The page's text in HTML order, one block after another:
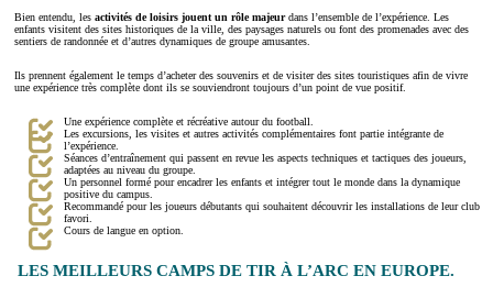
Bien entendu, les activités de loisirs jouent un rôle majeurdans l’ensemble de l’expérience. Les
enfants visitent des sites historiques de la ville, des paysages naturels ou font des promenades avec des
sentiers de randonnée et d’autres dynamiques de groupe amusantes.
Ils prennent également le temps d’acheter des souvenirs et de visiter des sites touristiques afin de vivre
une expérience très complète dont ils se souviendront toujours d’un point de vue positif.
Une expérience complète et récréative autour du football.
Les excursions, les visites et autres activités complémentaires font partie intégrante de
l’expérience.
Séances d’entraînement qui passent en revue les aspects techniques et tactiques des joueurs,
adaptées au niveau du groupe.
Un personnel formé pour encadrer les enfants et intégrer tout le monde dans la dynamique
positive du campus.
Recommandé pour les joueurs débutants qui souhaitent découvrir les installations de leur club
favori.
Cours de langue en option.
LES MEILLEURS CAMPS DE TIR À L’ARC EN EUROPE.